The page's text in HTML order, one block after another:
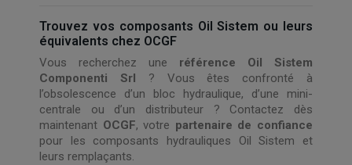
Trouvez vos composants Oil Sistem ou leurs
équivalents chez OCGF
Vous recherchez une référence Oil Sistem
Componenti Srl ? Vous êtes confronté à
l’obsolescence d’un bloc hydraulique, d’une mini-
centrale ou d’un distributeur ? Contactez dès
maintenant OCGF, votre partenaire de confiance
pour les composants hydrauliques Oil Sistem et
leurs remplaçants.